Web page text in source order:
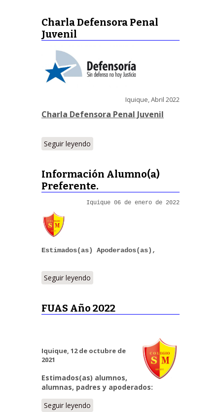
Charla Defensora Penal
Juvenil
Iquique, Abril 2022
Charla Defensora Penal Juvenil
Seguir leyendo
Información Alumno(a)
Preferente.
Iquique 06 de enero de 2022
Estimados(as) Apoderados(as),
Seguir leyendo
FUAS Año 2022
Iquique, 12 de octubre de
2021
Estimados(as) alumnos,
alumnas, padres y apoderados:
Seguir leyendo